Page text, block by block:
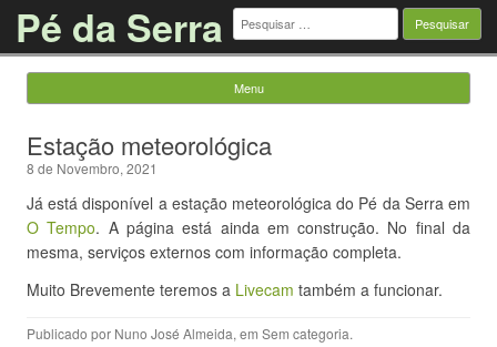
Pé da Serra Pesquisar
por:
Menu
Estação meteorológica
8 de Novembro, 2021
Já está disponível a estação meteorológica do Pé da Serra em
O Tempo. A página está ainda em construção. No final da
mesma, serviços externos com informação completa.
Muito Brevemente teremos a Livecam também a funcionar.
Publicado por Nuno José Almeida, em Sem categoria.